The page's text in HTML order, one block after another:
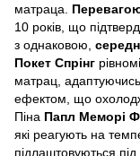
матраца.
10 років, що
з однаковою,
Покет Спрінг
матрац,
ефектом, що
Піна Папл Меморі
які реагують на
підлаштовуються